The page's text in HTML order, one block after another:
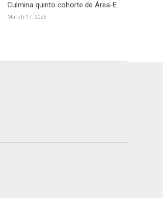
Culmina quinto cohorte de Área-E
March 17, 2025